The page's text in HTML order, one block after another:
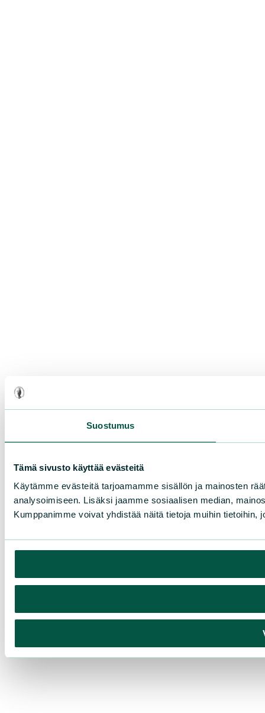
Suostumus
Tämä sivusto käyttää evästeitä
Käytämme evästeitä tarjoamamme sisällön ja mainosten
analysoimiseen. Lisäksi jaamme sosiaalisen median,
Kumppanimme voivat yhdistää näitä tietoja muihin tietoihin,